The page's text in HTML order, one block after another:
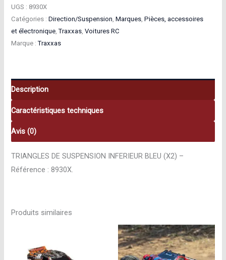
Traxxas
Triangles
De
Suspension
(x2)
8930X
UGS : 8930X
Catégories :Direction/Suspension,Marques,Pièces, accessoires
et électronique,Traxxas,Voitures RC
Marque :Traxxas
Description
Caractéristiques techniques
Avis (0)
TRIANGLES DE SUSPENSION INFERIEUR BLEU (X2) –
Référence : 8930X.
Produits similaires